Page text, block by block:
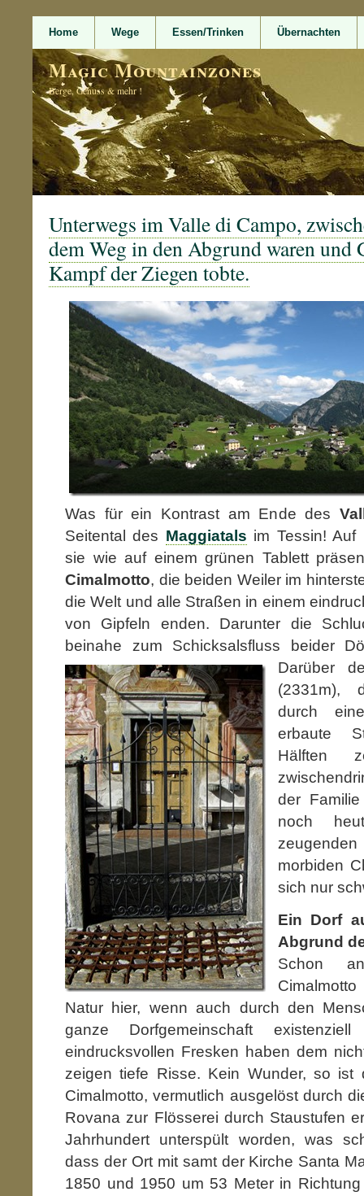
Home Wege Essen/Trinken Übernachten
Magic Mountainzones
Berge, Genuss & mehr !
Unterwegs im Valle di Campo,
dem Weg in den Abgrund waren und
Kampf der Ziegen tobte.
Was für ein Kontrast am Ende des
Seitental des Maggiatals im Tessin! Auf
sie wie auf einem grünen Tablett
Cimalmotto, die beiden Weiler im
die Welt und alle Straßen in einem
von Gipfeln enden. Darunter die
beinahe zum Schicksalsfluss beider
Darüber
(2331m),
durch
erbaute
Hälften
der
noch
morbiden
sich nur
Ein Dorf
Abgrund
Schon
Natur hier, wenn auch durch den
ganze Dorfgemeinschaft
eindrucksvollen Fresken haben dem
zeigen tiefe Risse. Kein Wunder, so ist
Cimalmotto, vermutlich ausgelöst durch
Rovana zur Flösserei durch Staustufen
Jahrhundert unterspült worden, was
dass der Ort mit samt der Kirche Santa
1850 und 1950 um 53 Meter in